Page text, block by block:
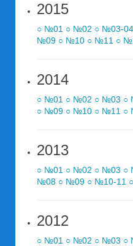
2015
○ №01 ○ №02 ○ №03-04
№09 ○ №10 ○ №11 ○
2014
○ №01 ○ №02 ○ №03 ○
○ №09 ○ №10 ○ №11 ○
2013
○ №01 ○ №02 ○ №03 ○
№08 ○ №09 ○ №10-11
2012
○ №01 ○ №02 ○ №03 ○